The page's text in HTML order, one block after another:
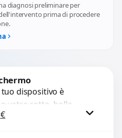
diagnosi preliminare per
prima di procedere
dispositivo è
vetro rotto, bolle,
nero o pixel morti?
originale era: 295,00 €.
€Il prezzo attuale è: 250,00 €.